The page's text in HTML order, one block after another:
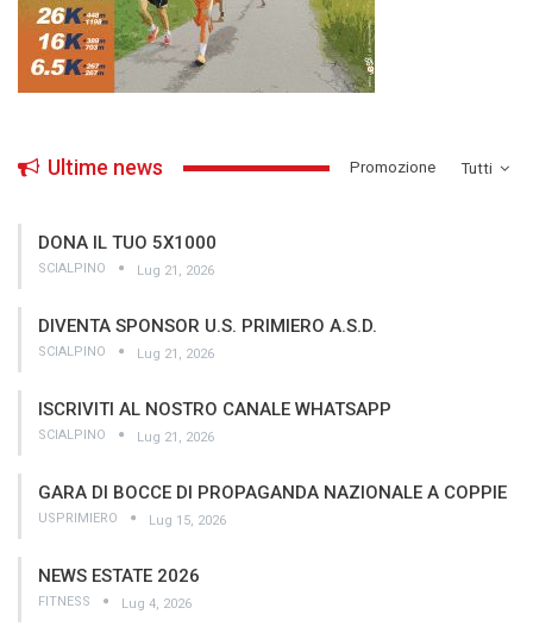
Tutti
Ultime news ­Promozione
DONA IL TUO 5X1000
SCIALPINO Lug 21, 2026
DIVENTA SPONSOR U.S. PRIMIERO A.S.D.
SCIALPINO Lug 21, 2026
ISCRIVITI AL NOSTRO CANALE WHATSAPP
SCIALPINO Lug 21, 2026
GARA DI BOCCE DI PROPAGANDA NAZIONALE A COPPIE
USPRIMIERO Lug 15, 2026
NEWS ESTATE 2026
FITNESS Lug 4, 2026